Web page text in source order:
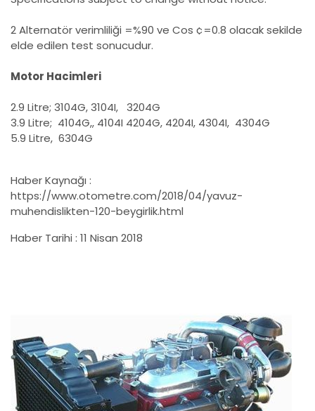
2 Alternatör verimliliği =%90 ve Cos ¢=0.8 olacak sekilde
elde edilen test sonucudur.
Motor Hacimleri
2.9 Litre; 3104G, 3104I, 3204G
3.9 Litre; 4104G,, 4104I 4204G, 4204I, 4304I, 4304G
5.9 Litre, 6304G
Haber Kaynağı :
https://www.otometre.com/2018/04/yavuz-
muhendislikten-120-beygirlik.html
Haber Tarihi : 11 Nisan 2018